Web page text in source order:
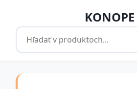
KONOPE